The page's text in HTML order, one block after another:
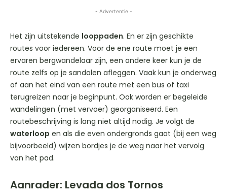
- Advertentie -
Het zijn uitstekende looppaden. En er zijn geschikte
routes voor iedereen. Voor de ene route moet je een
ervaren bergwandelaar zijn, een andere keer kun je de
route zelfs op je sandalen afleggen. Vaak kun je onderweg
of aan het eind van een route met een bus of taxi
terugreizen naar je beginpunt. Ook worden er begeleide
wandelingen (met vervoer) georganiseerd. Een
routebeschrijving is lang niet altijd nodig. Je volgt de
waterloop en als die even ondergronds gaat (bij een weg
bijvoorbeeld) wijzen bordjes je de weg naar het vervolg
van het pad.
Aanrader: Levada dos Tornos